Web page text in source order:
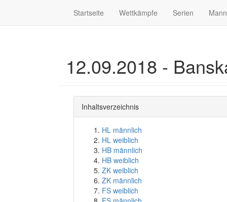
Startseite Wettkämpfe Serien
12.09.2018 -
Inhaltsverzeichnis
HL männlich
HL weiblich
HB männlich
HB weiblich
ZK weiblich
ZK männlich
FS weiblich